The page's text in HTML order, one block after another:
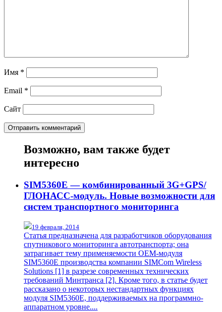
Имя *
Email *
Сайт
Возможно, вам также будет
интересно
SIM5360E — комбинированный 3G+GPS/
ГЛОНАСС-модуль. Новые возможности для
систем транспортного мониторинга
19 февраля, 2014
Статья предназначена для разработчиков оборудования
спутникового мониторинга автотранспорта; она
затрагивает тему применяемости OEM-модуля
SIM5360E производства компании SIMCom Wireless
Solutions [1] в разрезе современных технических
требований Минтранса [2]. Кроме того, в статье будет
рассказано о некоторых нестандартных функциях
модуля SIM5360E, поддерживаемых на программно-
аппаратном уровне....